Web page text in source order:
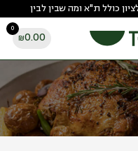
כולל ת"א ומה שבין לבין
0
₪0.00